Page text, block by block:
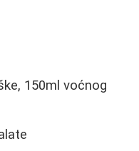
150ml voćnog